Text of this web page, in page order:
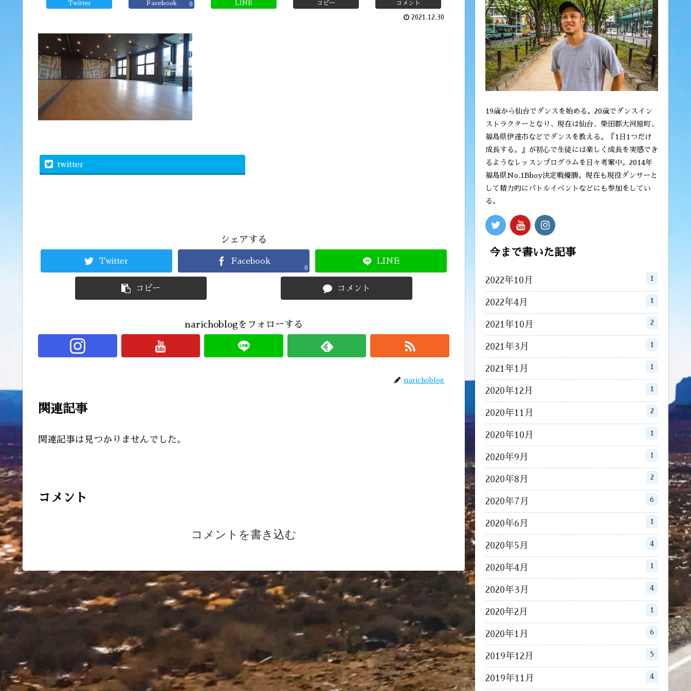
Twitter Facebook 0 LINE コピー コメント
2021.12.30
twitter
シェアする
Twitter Facebook
0
LINE
コピー コメント
narichoblogをフォローする
narichoblog
関連記事
関連記事は見つかりませんでした。
コメント
コメントを書き込む
19歳から仙台でダンスを始める。20歳でダンスイン
ストラクターとなり、現在は仙台、柴田郡大河原町、
福島県伊達市などでダンスを教える。『1日1つだけ
成長する。』が初心で生徒には楽しく成長を実感でき
るようなレッスンプログラムを日々考案中。2014年
福島県No.1Bboy決定戦優勝。現在も現役ダンサーと
して精力的にバトルイベントなどにも参加をしてい
る。
今まで書いた記事
2022年10月 1
2022年4月 1
2021年10月 2
2021年3月 1
2021年1月 1
2020年12月 1
2020年11月 2
2020年10月 1
2020年9月 1
2020年8月 2
2020年7月 6
2020年6月 1
2020年5月 4
2020年4月 1
2020年3月 4
2020年2月 1
2020年1月 6
2019年12月 5
2019年11月 4